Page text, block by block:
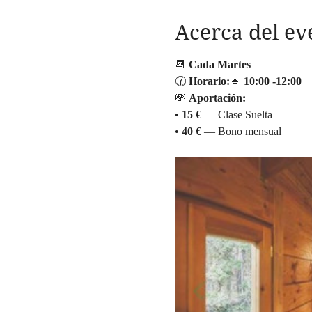
Acerca del
📆 Cada Martes
🕜 Horario: 🔹 10:00 -12:00
💸 Aportación:
• 15 € — Clase Suelta
• 40 € — Bono mensual